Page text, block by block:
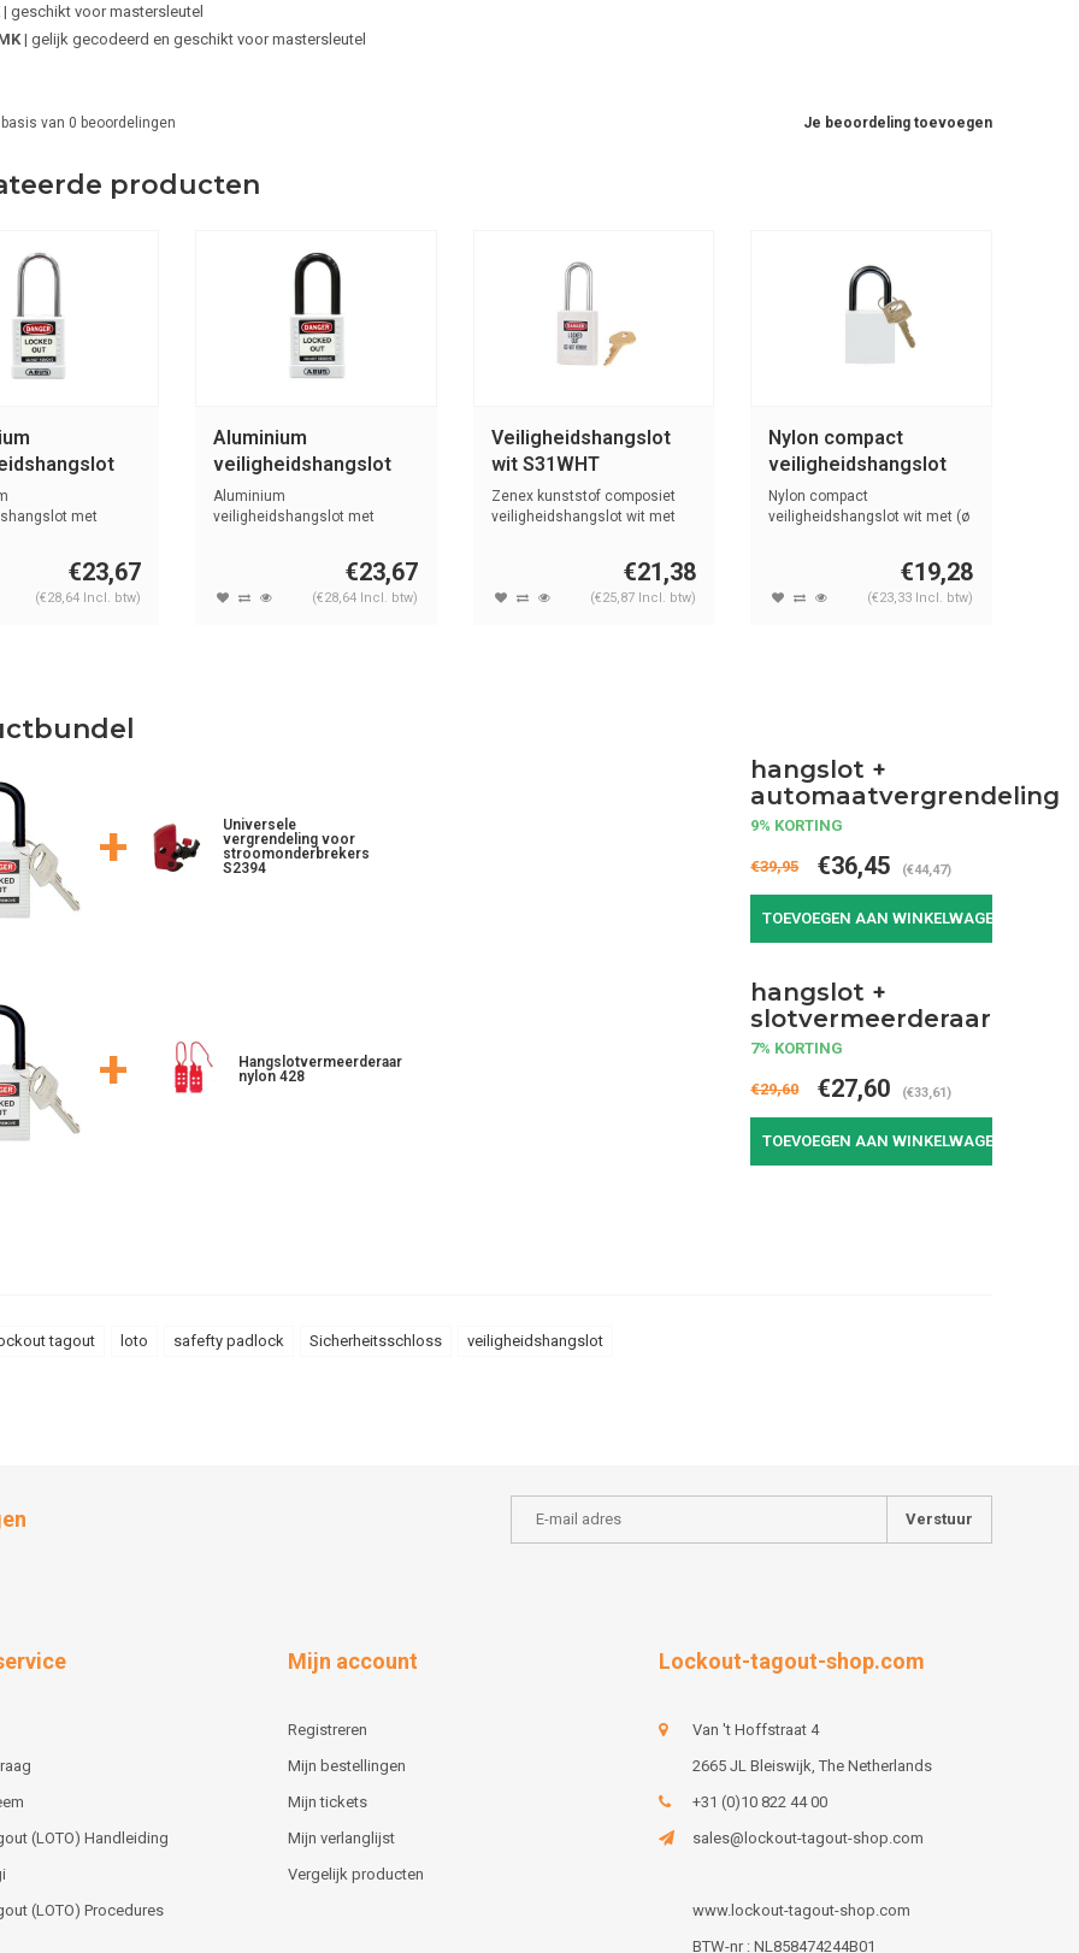
| geschikt voor mastersleutel
| gelijk gecodeerd en geschikt voor mastersleutel
Je beoordeling toevoegen
van 0 beoordelingen
producten
cover
wit
met
€23,67
(€28,64 Incl. btw)
Aluminium
veiligheidshangslot
met witte cover 74/40
wit
Aluminium
veiligheidshangslot met
€23,67
(€28,64 Incl. btw)
Veiligheidshangslot
wit S31WHT
Zenex kunststof composiet
veiligheidshangslot wit met
€21,38
(€25,87 Incl. btw)
Nylon compact
veiligheidshangslot
wit 814122
Nylon compact
veiligheidshangslot wit met (ø
€19,28
(€23,33 Incl. btw)
+
Universele
vergrendeling voor
stroomonderbrekers
S2394
hangslot +
automaatvergrendeling
9% KORTING
€39,95 €36,45 (€44,47)
TOEVOEGEN AAN WINKELWAGEN
+
Hangslotvermeerderaar
nylon 428
hangslot +
slotvermeerderaar
7% KORTING
€29,60 €27,60 (€33,61)
TOEVOEGEN AAN WINKELWAGEN
tagout loto safefty padlock Sicherheitsschloss veiligheidshangslot
Verstuur
(LOTO) Handleiding
(LOTO) Procedures
Mijn account
Registreren
Mijn bestellingen
Mijn tickets
Mijn verlanglijst
Vergelijk producten
Lockout-tagout-shop.com
Van 't Hoffstraat 4
2665 JL Bleiswijk, The Netherlands
+31 (0)10 822 44 00
sales@lockout-tagout-shop.com
www.lockout-tagout-shop.com
BTW-nr : NL858474244B01